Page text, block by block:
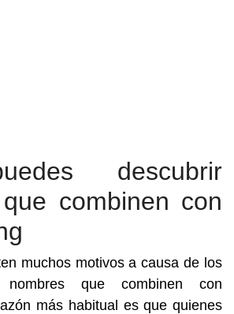
descubrir
combinen con
muchos motivos a causa de los
nombres que combinen con
más habitual es que quienes